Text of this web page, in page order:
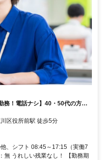
務！電話ナシ】40・50代の方活
区役所前駅 徒歩5分
、シフト 08:45～17:15（実働7
無 うれしい残業なし！ 【勤務期